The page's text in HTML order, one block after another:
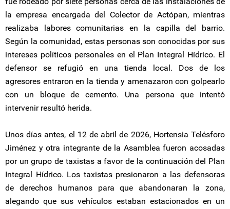
la empresa encargada del Colector de Actópan, mientras
realizaba labores comunitarias en la capilla del barrio.
Según la comunidad, estas personas son conocidas por sus
intereses políticos personales en el Plan Integral Hídrico. El
defensor se refugió en una tienda local. Dos de los
agresores entraron en la tienda y amenazaron con golpearlo
con un bloque de cemento. Una persona que intentó
intervenir resultó herida.
Unos días antes, el 12 de abril de 2026, Hortensia Telésforo
Jiménez y otra integrante de la Asamblea fueron acosadas
por un grupo de taxistas a favor de la continuación del Plan
Integral Hídrico. Los taxistas presionaron a las defensoras
de derechos humanos para que abandonaran la zona,
alegando que sus vehículos estaban estacionados en un